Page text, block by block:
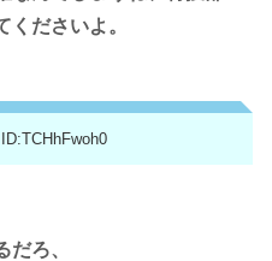
くださいよ。
ID:TCHhFwoh0
ろ、